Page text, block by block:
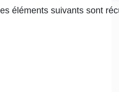
éléments suivants sont